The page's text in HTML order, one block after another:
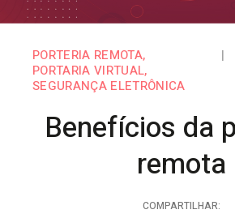
PORTERIA REMOTA,
PORTARIA VIRTUAL,
SEGURANÇA ELETRÔNICA
|
Benefícios da
remota
COMPARTILHAR: